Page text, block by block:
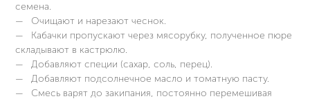
семена.
Очищают и нарезают чеснок.
Кабачки пропускают через мясорубку, полученное пюре
складывают в кастрюлю.
Добавляют специи (сахар, соль, перец).
Добавляют подсолнечное масло и томатную пасту.
Смесь варят до закипания, постоянно перемешивая